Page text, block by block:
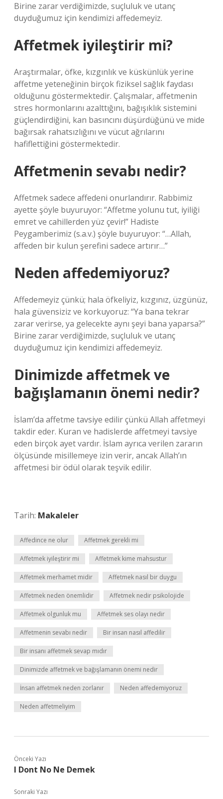
Birine zarar verdiğimizde, suçluluk ve utanç
duyduğumuz için kendimizi affedemeyiz.
Affetmek iyileştirir mi?
Araştırmalar, öfke, kızgınlık ve küskünlük yerine
affetme yeteneğinin birçok fiziksel sağlık faydası
olduğunu göstermektedir. Çalışmalar, affetmenin
stres hormonlarını azalttığını, bağışıklık sistemini
güçlendirdiğini, kan basıncını düşürdüğünü ve mide
bağırsak rahatsızlığını ve vücut ağrılarını
hafiflettiğini göstermektedir.
Affetmenin sevabı nedir?
Affetmek sadece affedeni onurlandırır. Rabbimiz
ayette şöyle buyuruyor: “Affetme yolunu tut, iyiliği
emret ve cahillerden yüz çevir!” Hadiste
Peygamberimiz (s.a.v.) şöyle buyuruyor: “…Allah,
affeden bir kulun şerefini sadece artırır…”
Neden affedemiyoruz?
Affedemeyiz çünkü; hala öfkeliyiz, kızgınız, üzgünüz,
hala güvensiziz ve korkuyoruz: “Ya bana tekrar
zarar verirse, ya gelecekte aynı şeyi bana yaparsa?”
Birine zarar verdiğimizde, suçluluk ve utanç
duyduğumuz için kendimizi affedemeyiz.
Dinimizde affetmek ve
bağışlamanın önemi nedir?
İslam’da affetme tavsiye edilir çünkü Allah affetmeyi
takdir eder. Kuran ve hadislerde affetmeyi tavsiye
eden birçok ayet vardır. İslam ayrıca verilen zararın
ölçüsünde misillemeye izin verir, ancak Allah’ın
affetmesi bir ödül olarak teşvik edilir.
Tarih: Makaleler
Affedince ne olur Affetmek gerekli mi
Affetmek iyileştirir mi Affetmek kime mahsustur
Affetmek merhamet midir Affetmek nasıl bir duygu
Affetmek neden önemlidir Affetmek nedir psikolojide
Affetmek olgunluk mu Affetmek ses olayı nedir
Affetmenin sevabı nedir Bir insan nasıl affedilir
Bir insanı affetmek sevap mıdır
Dinimizde affetmek ve bağışlamanın önemi nedir
İnsan affetmek neden zorlanır Neden affedemiyoruz
Neden affetmeliyim
Önceki Yazı
I Dont No Ne Demek
Sonraki Yazı